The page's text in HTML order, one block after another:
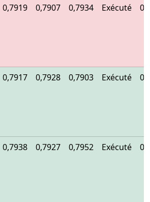
0,7919 0,7907 0,7934 Exécuté
0,7917 0,7928 0,7903 Exécuté
0,7938 0,7927 0,7952 Exécuté